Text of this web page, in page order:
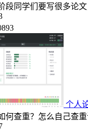
段同学们要写很多论
个人
何查重？怎么自己查